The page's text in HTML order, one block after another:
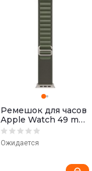
Ремешок для часов
Apple Watch 49 mm
(Green) Alpine Loop
- Large MQE43ZM/A
Ожидается